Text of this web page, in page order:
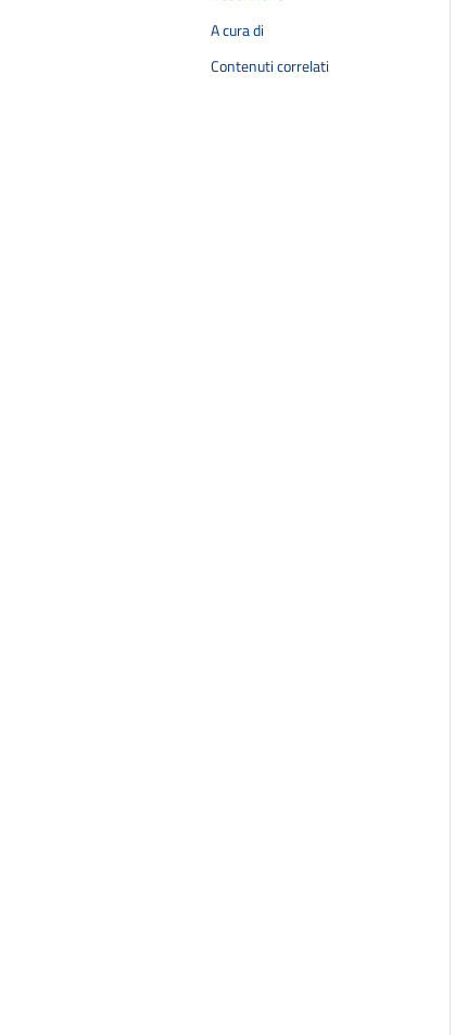
A cura di
Contenuti correlati